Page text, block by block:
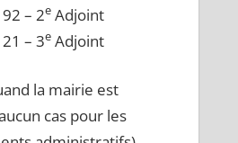
– 2e Adjoint
– 3e Adjoint
la mairie est
cas pour les